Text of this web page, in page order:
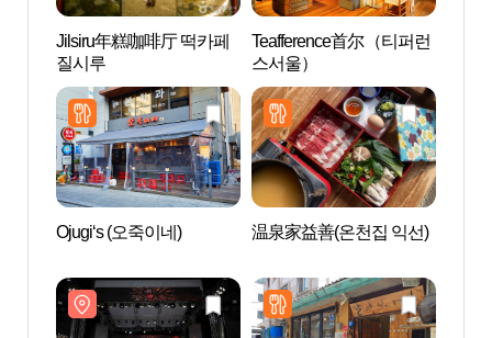
Jilsiru年糕咖啡厅 떡카페
질시루
Teafference首尔（티퍼런
스서울）
Ojugi‘s (오죽이네) 温泉家益善(온천집 익선)